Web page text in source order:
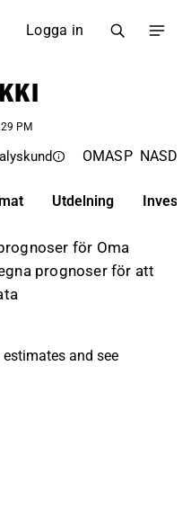
Logga in
PM
OMASP
Utdelning
för Oma
prognoser för att
and see